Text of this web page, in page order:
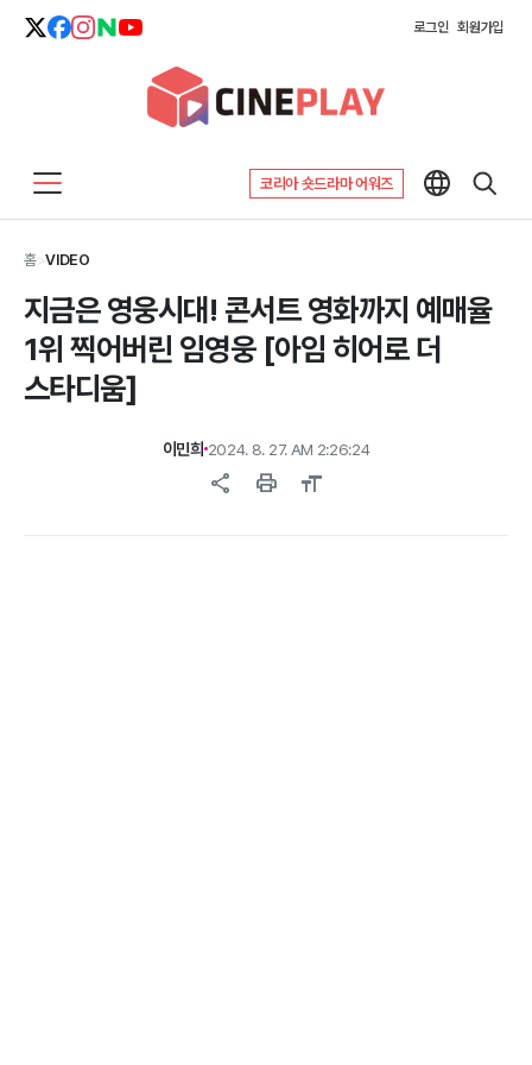
로그인 회원가입
코리아 숏드라마 어워즈
홈>VIDEO
지금은 영웅시대! 콘서트 영화까지 예매율
1위 찍어버린 임영웅 [아임 히어로 더
스타디움]
이민희 2024. 8. 27. AM 2:26:24
share print format_size